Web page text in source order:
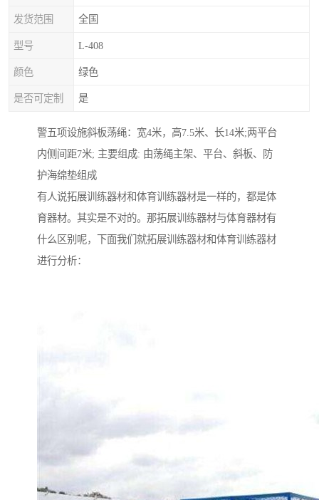
发货范围 全国
型号 L-408
颜色 绿色
是否可定制 是
警五项设施斜板荡绳：宽4米，高7.5米、长14米;两平台
内侧间距7米; 主要组成: 由荡绳主架、平台、斜板、防
护海绵垫组成
有人说拓展训练器材和体育训练器材是一样的，都是体
育器材。其实是不对的。那拓展训练器材与体育器材有
什么区别呢，下面我们就拓展训练器材和体育训练器材
进行分析：